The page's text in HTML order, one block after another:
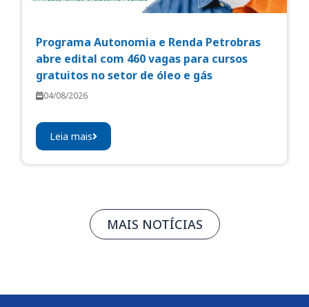
Programa Autonomia e Renda Petrobras
abre edital com 460 vagas para cursos
gratuitos no setor de óleo e gás
04/08/2026
Leia mais
MAIS NOTÍCIAS